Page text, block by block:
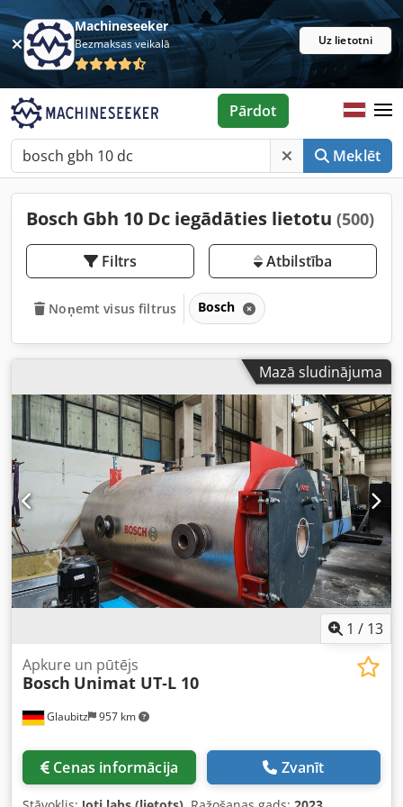
Machineseeker
Bezmaksas veikalā Uz lietotni
Meklēt
Pārdot
Bosch Gbh 10 Dc iegādāties lietotu (500)
Filtrs Atbilstība
Noņemt visus filtrus Bosch
Mazā sludinājuma
1 / 13
Glaubitz 957 km
Apkure un pūtējs
Bosch Unimat UT‑L 10
Cenas informācija Zvanīt